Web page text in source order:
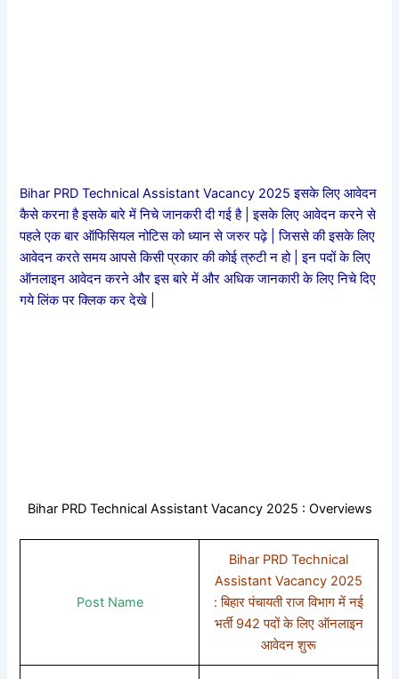
Bihar PRD Technical Assistant Vacancy 2025 इसके लिए आवेदन
कैसे करना है इसके बारे में निचे जानकरी दी गई है | इसके लिए आवेदन करने से
पहले एक बार ऑफिसियल नोटिस को ध्यान से जरुर पढ़े | जिससे की इसके लिए
आवेदन करते समय आपसे किसी प्रकार की कोई त्रुटी न हो | इन पदों के लिए
ऑनलाइन आवेदन करने और इस बारे में और अधिक जानकारी के लिए निचे दिए
गये लिंक पर क्लिक कर देखे |
Bihar PRD Technical Assistant Vacancy 2025 : Overviews
Post Name
Bihar PRD Technical
Assistant Vacancy 2025
: बिहार पंचायती राज विभाग में नई
भर्ती 942 पदों के लिए ऑनलाइन
आवेदन शुरू